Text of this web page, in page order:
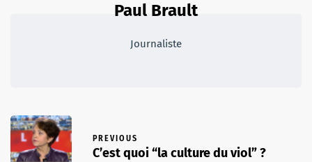
Paul Brault
Journaliste
PREVIOUS
C’est quoi “la culture du viol” ?